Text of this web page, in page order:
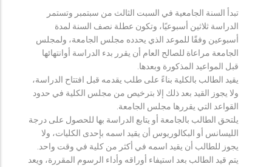
تبدأ السنة الجامعية في السبت الثالث من سبتمبر وتستمر
الدراسة ثلاثين أسبوعيًا، وتكون عطلة نصف السنة لمدة
أسبوعين وفقًا للموعد الذي يحدده مجلس الجامعة، ولمجلس
الجامعة مراعاة للصالح العام أن يقرر بدء الدراسة أوانتهائها
قبل المواعيد المذكورة وبعدها.
يقيد الطالب بالكلية بناءً على طلب يقدمه قبل افتتاح الدراسة،
ولا يجوز القيد بعد ذلك إلا بترخيص من مجلس الكلية في حدود
القواعد التي يقررها مجلس الجامعة.
يلتحق الطالب بالجامعة أو يتابع الدراسة بها للحصول على درجة
الليسانس أو البكالوريوس أن يقيد اسمه بإحدى الكليات، ولا
يجوز للطالب أن يقيد اسمه في أكثر من كلية في وقت واحد.
يتم قيد الطالب بعد استيفاء أوراقه وأداء الرسوم المقررة، ويعد